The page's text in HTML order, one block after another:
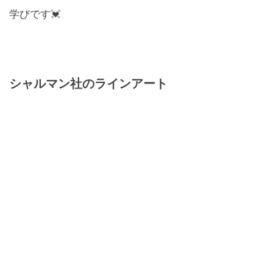
学びです💓
シャルマン社のラインアート